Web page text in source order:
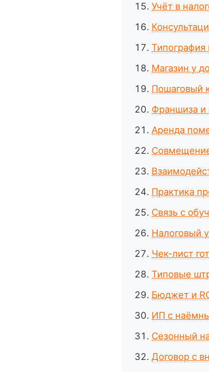
Учёт в
Типография
Магазин у
Пошаговый
Франшиза и
Аренда
Практика
Связь с
Налоговый
Чек-лист
Типовые
Бюджет и
ИП с
Сезонный
Договор с